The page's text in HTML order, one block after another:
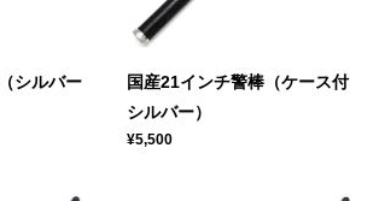
シルバー
国産21インチ警棒（ケース付
シルバー）
¥5,500